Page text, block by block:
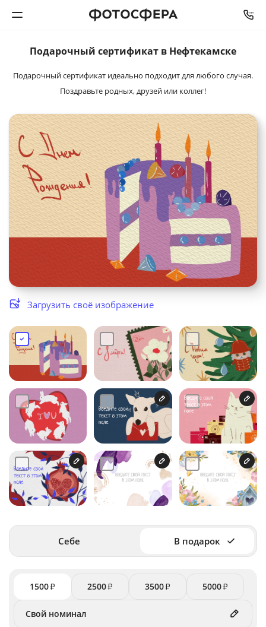
Печать фото
Календари
Интерьерная печать
Фотоподарки
Багетная мастерская
Полиграфия
Услуги и сервис
Магазин
Подарочный сертификат в Нефтекамске
Подарочный сертификат идеально подходит для любого случая.
Поздравьте родных, друзей или коллег!
Загрузить своё изображение
Себе В подарок
1500₽ 2500₽ 3500₽ 5000₽